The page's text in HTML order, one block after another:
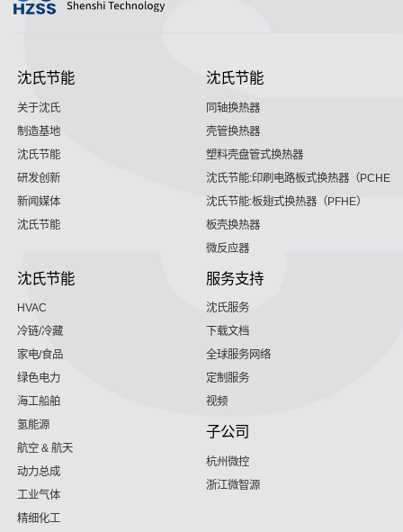
沈氏节能
关于沈氏
制造基地
沈氏节能
研发创新
新闻媒体
沈氏节能
沈氏节能
同轴换热器
壳管换热器
塑料壳盘管式换热器
沈氏节能:印刷电路板式换热器（PCHE）
沈氏节能:板翅式换热器（PFHE）
板壳换热器
微反应器
沈氏节能
HVAC
冷链/冷藏
家电/食品
绿色电力
海工船舶
氢能源
航空 & 航天
动力总成
工业气体
精细化工
服务支持
沈氏服务
下载文档
全球服务网络
定制服务
视频
子公司
杭州微控
浙江微智源